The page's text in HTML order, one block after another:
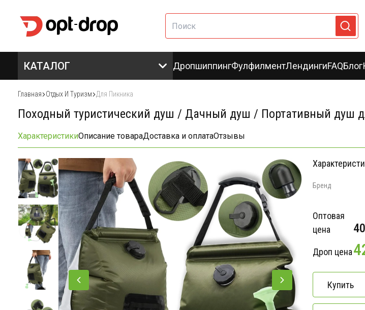
КАТАЛОГ ДропшиппингФулфилментЛендингиFAQБлог
Главная Отдых И Туризм Для Пикника
Походный туристический душ / Дачный душ / Портативный душ
ХарактеристикиОписание товараДоставка и оплатаОтзывы
Бренд
Оптовая
цена
Дроп цена
Купить